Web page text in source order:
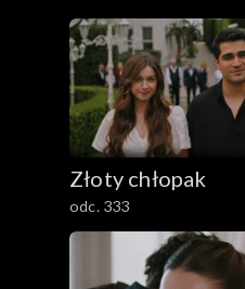
Złoty chłopak
odc. 333